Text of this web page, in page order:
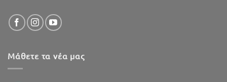
Μάθετε τα νέα μας